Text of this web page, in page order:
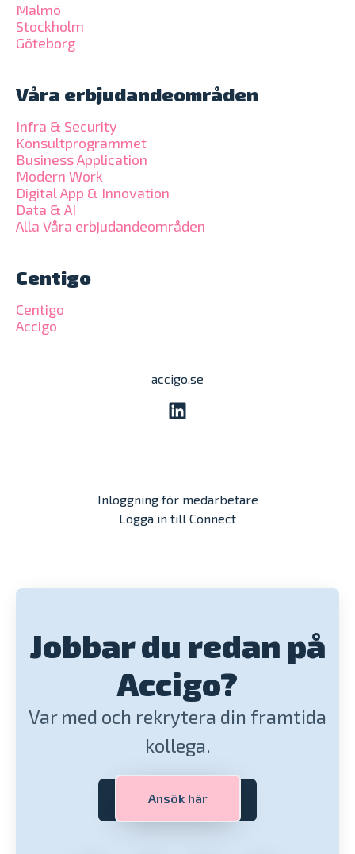
Ansök här
Malmö
Stockholm
Göteborg
Våra erbjudandeområden
Infra & Security
Konsultprogrammet
Business Application
Modern Work
Digital App & Innovation
Data & AI
Alla Våra erbjudandeområden
Centigo
Centigo
Accigo
accigo.se
Inloggning för medarbetare
Logga in till Connect
Jobbar du redan på
Accigo?
Var med och rekrytera din framtida
kollega.
Logga in